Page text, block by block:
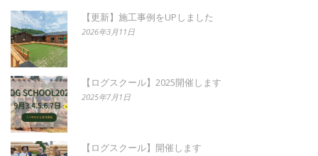
【更新】施工事例をUPしました
2026年3月11日
【ログスクール】2025開催します
2025年7月1日
【ログスクール】開催します